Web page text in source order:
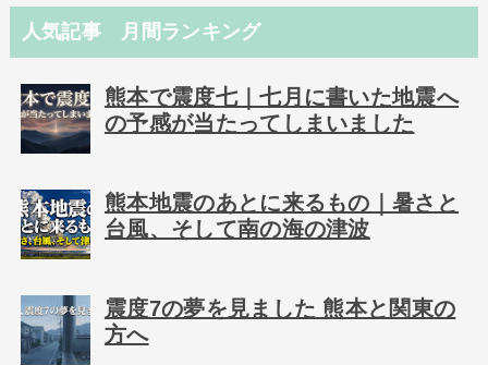
人気記事 月間ランキング
熊本で震度七｜七月に書いた地震へ
の予感が当たってしまいました
熊本地震のあとに来るもの｜暑さと
台風、そして南の海の津波
震度7の夢を見ました 熊本と関東の
方へ